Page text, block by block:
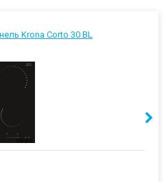
Krona Corto 30 BL